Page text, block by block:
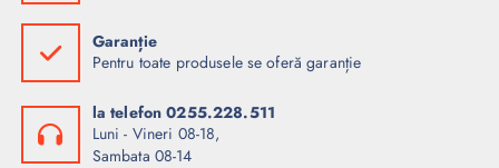
Garanție
Pentru toate produsele se oferă garanție
la telefon 0255.228.511
Luni - Vineri 08-18,
Sambata 08-14